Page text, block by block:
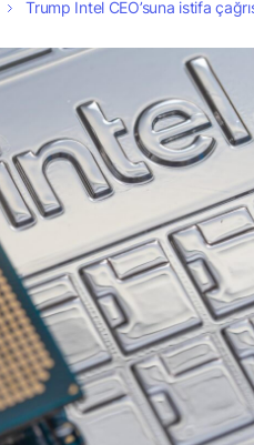
Trump Intel CEO’suna istifa